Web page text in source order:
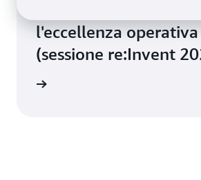
l'eccellenza operativa
(sessione re:Invent